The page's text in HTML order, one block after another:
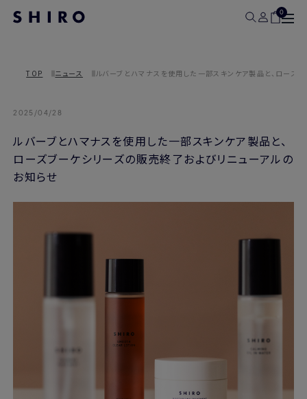
0
TOP ニュース ルバーブとハマナスを使用した一部スキンケア製品と、ローズ
2025/04/28
ルバーブとハマナスを使用した一部スキンケア製品と、
ローズブーケシリーズの販売終了およびリニューアルの
お知らせ